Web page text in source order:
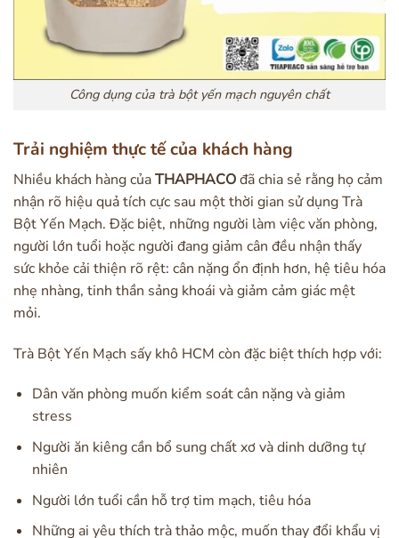
Công dụng của trà bột yến mạch nguyên chất
Trải nghiệm thực tế của khách hàng
Nhiều khách hàng củaTHAPHACOđã chia sẻ rằng họ cảm
nhận rõ hiệu quả tích cực sau một thời gian sử dụng Trà
Bột Yến Mạch. Đặc biệt, những người làm việc văn phòng,
người lớn tuổi hoặc người đang giảm cân đều nhận thấy
sức khỏe cải thiện rõ rệt: cân nặng ổn định hơn, hệ tiêu hóa
nhẹ nhàng, tinh thần sảng khoái và giảm cảm giác mệt
mỏi.
Trà Bột Yến Mạch sấy khô HCM còn đặc biệt thích hợp với:
Dân văn phòng muốn kiểm soát cân nặng và giảm
stress
Người ăn kiêng cần bổ sung chất xơ và dinh dưỡng tự
nhiên
Người lớn tuổi cần hỗ trợ tim mạch, tiêu hóa
Những ai yêu thích trà thảo mộc, muốn thay đổi khẩu vị